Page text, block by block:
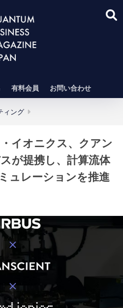
有料会員 お問い合わせ
ィング
イオニクス、クアン
が提携し、計算流体
ュレーションを推進